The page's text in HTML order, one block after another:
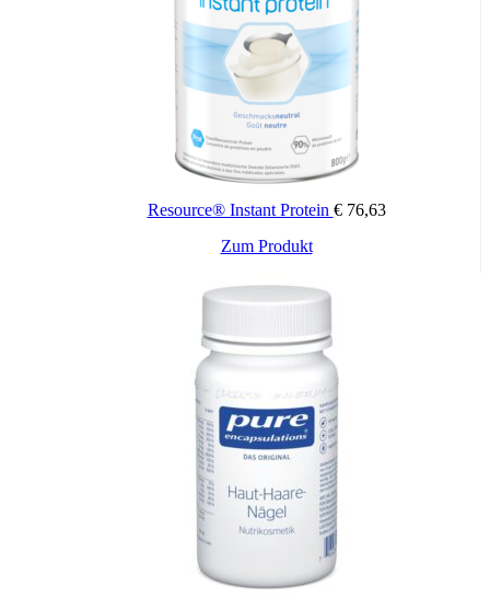
Resource® Instant Protein €76,63
Zum Produkt